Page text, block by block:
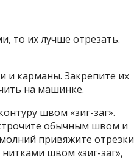
то их лучше отрезать.
и карманы. Закрепите их
на машинке.
швом «зиг-заг».
обычным швом и
привяжите отрезки
швом «зиг-заг»,